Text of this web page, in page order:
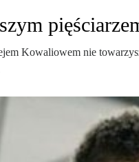
Kowaliowem nie